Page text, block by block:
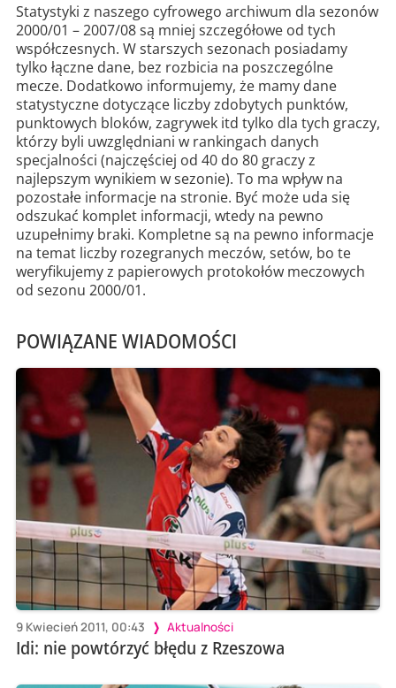
Statystyki z naszego cyfrowego archiwum dla sezonów
2000/01 – 2007/08 są mniej szczegółowe od tych
współczesnych. W starszych sezonach posiadamy
tylko łączne dane, bez rozbicia na poszczególne
mecze. Dodatkowo informujemy, że mamy dane
statystyczne dotyczące liczby zdobytych punktów,
punktowych bloków, zagrywek itd tylko dla tych graczy,
którzy byli uwzględniani w rankingach danych
specjalności (najczęściej od 40 do 80 graczy z
najlepszym wynikiem w sezonie). To ma wpływ na
pozostałe informacje na stronie. Być może uda się
odszukać komplet informacji, wtedy na pewno
uzupełnimy braki. Kompletne są na pewno informacje
na temat liczby rozegranych meczów, setów, bo te
weryfikujemy z papierowych protokołów meczowych
od sezonu 2000/01.
POWIĄZANE WIADOMOŚCI
9 Kwiecień 2011, 00:43 Aktualności
Idi: nie powtórzyć błędu z Rzeszowa